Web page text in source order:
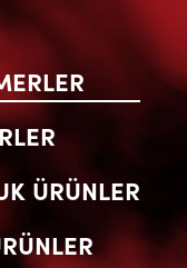
ÜRÜNLER